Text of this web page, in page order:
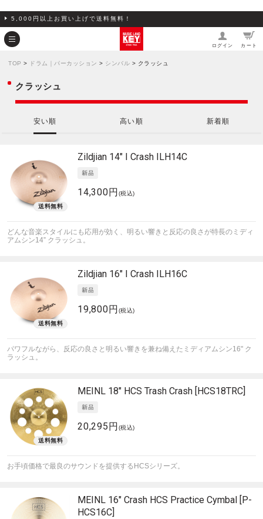
5,000円以上お買い上げで送料無料！
ログイン カート
TOP > ドラム｜パーカッション > シンバル > クラッシュ
クラッシュ
安い順 高い順 新着順
Zildjian 14" I Crash ILH14C
14,300円 (税込)
どんな音楽スタイルにも応用が効く、明るい響きと反応の良さが特長のミディ
アムシン14” クラッシュ。
Zildjian 16" I Crash ILH16C
19,800円 (税込)
パワフルながら、反応の良さと明るい響きを兼ね備えたミディアムシン16" ク
ラッシュ。
MEINL 18" HCS Trash Crash [HCS18TRC]
20,295円 (税込)
お手頃価格で最良のサウンドを提供するHCSシリーズ。
MEINL 16" Crash HCS Practice Cymbal [P-
HCS16C]